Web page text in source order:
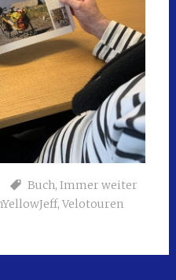
Buch, Immer weiter
, Velotouren